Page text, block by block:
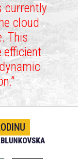
currently
cloud
This
efficient